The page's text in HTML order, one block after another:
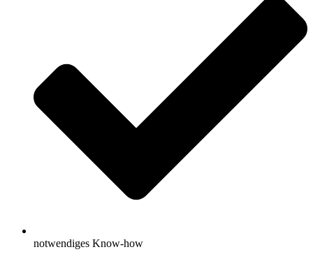
notwendiges Know-how